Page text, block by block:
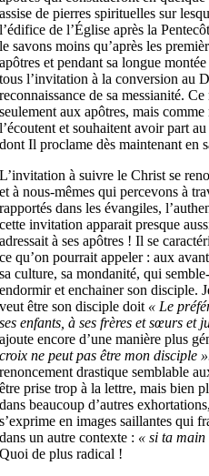
assise de pierres spirituelles sur
l’édifice de l’Église après la
le savons moins qu’après les
apôtres et pendant sa longue
tous l’invitation à la conversion au
reconnaissance de sa messianité.
seulement aux apôtres, mais
l’écoutent et souhaitent avoir part
dont Il proclame dès maintenant en
L’invitation à suivre le Christ se
et à nous-mêmes qui percevons à
rapportés dans les évangiles,
cette invitation apparait presque
adressait à ses apôtres ! Il se
ce qu’on pourrait appeler : aux
sa culture, sa mondanité, qui
endormir et enchainer son disciple.
veut être son disciple doit « Le
ses enfants, à ses frères et sœurs et
ajoute encore d’une manière plus
croix ne peut pas être mon disciple
renoncement drastique semblable
être prise trop à la lettre, mais bien
dans beaucoup d’autres
s’exprime en images saillantes qui
dans un autre contexte : « si ta main
Quoi de plus radical !